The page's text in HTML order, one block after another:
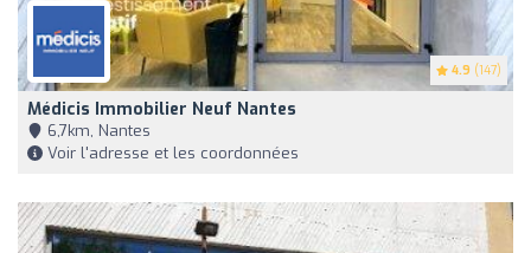
4.9 (147)
Médicis Immobilier Neuf Nantes
6,7km, Nantes
Voir l'adresse et les coordonnées